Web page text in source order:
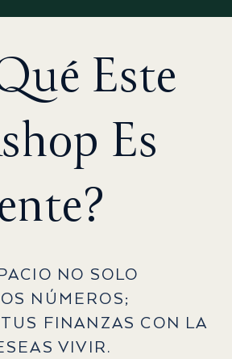
Este
Es
NO SOLO
NÚMEROS;
TUS FINANZAS CON LA
VIVIR.